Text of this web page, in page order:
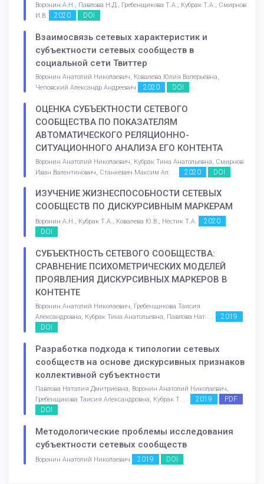
Воронин А.Н., Павлова Н.Д., Гребенщикова Т.А., Кубрак Т.А., Смирнов
И.В.
2020 DOI
Взаимосвязь сетевых характеристик и
субъектности сетевых сообществ в
социальной сети Твиттер
Воронин Анатолий Николаевич, Ковалева Юлия Валерьевна,
Чеповский Александр Андреевич
2020 DOI
ОЦЕНКА СУБЪЕКТНОСТИ СЕТЕВОГО
СООБЩЕСТВА ПО ПОКАЗАТЕЛЯМ
АВТОМАТИЧЕСКОГО РЕЛЯЦИОННО-
СИТУАЦИОННОГО АНАЛИЗА ЕГО КОНТЕНТА
Воронин Анатолий Николаевич, Кубрак Тина Анатольевна, Смирнов
Иван Валентинович, Станкевич Максим Ал. . .
2020 DOI
ИЗУЧЕНИЕ ЖИЗНЕСПОСОБНОСТИ СЕТЕВЫХ
СООБЩЕСТВ ПО ДИСКУРСИВНЫМ МАРКЕРАМ
Воронин А.Н., Кубрак Т.А., Ковалева Ю.В., Нестик Т.А.
2020
DOI
СУБЪЕКТНОСТЬ СЕТЕВОГО СООБЩЕСТВА:
СРАВНЕНИЕ ПСИХОМЕТРИЧЕСКИХ МОДЕЛЕЙ
ПРОЯВЛЕНИЯ ДИСКУРСИВНЫХ МАРКЕРОВ В
КОНТЕНТЕ
Воронин Анатолий Николаевич, Гребенщикова Таисия
Александровна, Кубрак Тина Анатольевна, Павлова Нат. . .
2019
DOI
Разработка подхода к типологии сетевых
сообществ на основе дискурсивных признаков
коллективной субъектности
Павлова Наталия Дмитриевна, Воронин Анатолий Николаевич,
Гребенщикова Таисия Александровна, Кубрак Т. . .
2019
PDF
DOI
Методологические проблемы исследования
субъектности сетевых сообществ
Воронин Анатолий Николаевич 2019 DOI